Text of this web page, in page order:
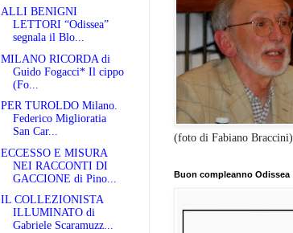
(foto di Fabiano Braccini)
Buon compleanno Odissea
ALLI BENIGNI
LETTORI “Odissea”
segnala il Blo...
MILANO RICORDA di
Guido Fogacci* Il cippo
(Fo...
PER TUROLDO Milano.
Federico Miglioratia
San Car...
ECCESSO E MISURA
NEI RACCONTI DI
GACCIONE di Pino...
IL COLLEZIONISTA
ILLUMINATO di
Gabriele Scaramuzz...